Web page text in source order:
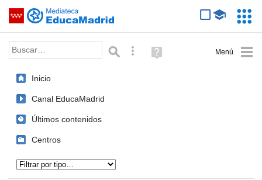
Saltar navegación
Palabra o frase: Búsqueda avanzada
Ayuda
(en
Inicio
Canal EducaMadrid
Últimos contenidos
Centros